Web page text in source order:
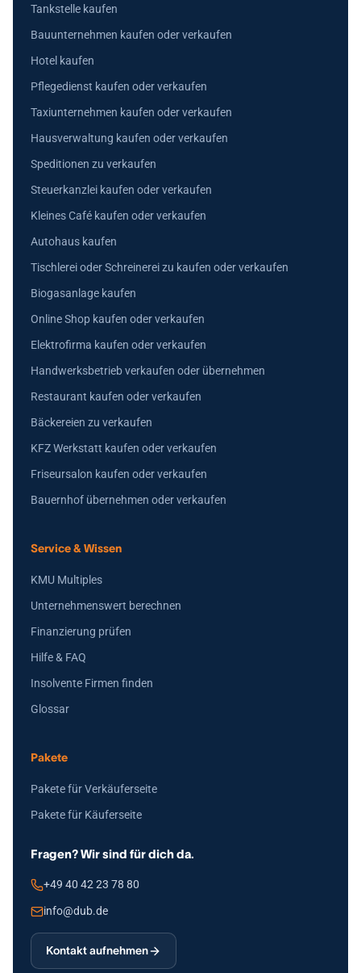
Tankstelle kaufen
Bauunternehmen kaufen oder verkaufen
Hotel kaufen
Pflegedienst kaufen oder verkaufen
Taxiunternehmen kaufen oder verkaufen
Hausverwaltung kaufen oder verkaufen
Speditionen zu verkaufen
Steuerkanzlei kaufen oder verkaufen
Kleines Café kaufen oder verkaufen
Autohaus kaufen
Tischlerei oder Schreinerei zu kaufen oder verkaufen
Biogasanlage kaufen
Online Shop kaufen oder verkaufen
Elektrofirma kaufen oder verkaufen
Handwerksbetrieb verkaufen oder übernehmen
Restaurant kaufen oder verkaufen
Bäckereien zu verkaufen
KFZ Werkstatt kaufen oder verkaufen
Friseursalon kaufen oder verkaufen
Bauernhof übernehmen oder verkaufen
Service & Wissen
KMU Multiples
Unternehmenswert berechnen
Finanzierung prüfen
Hilfe & FAQ
Insolvente Firmen finden
Glossar
Pakete
Pakete für Verkäuferseite
Pakete für Käuferseite
Fragen? Wir sind für dich da.
+49 40 42 23 78 80
info@dub.de
Kontakt aufnehmen